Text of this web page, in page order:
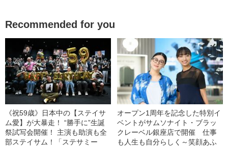
Recommended for you
《祝59歳》日本中の【ステイサ
ム愛】が大暴走！ “勝手に”生誕
祭試写会開催！ 主演も助演も全
部ステイサム！「ステサミー
オープン1周年を記念した特別イ
ベントがサムソナイト・ブラッ
クレーベル銀座店で開催 仕事
も人生も自分らしく～笑顔あふ